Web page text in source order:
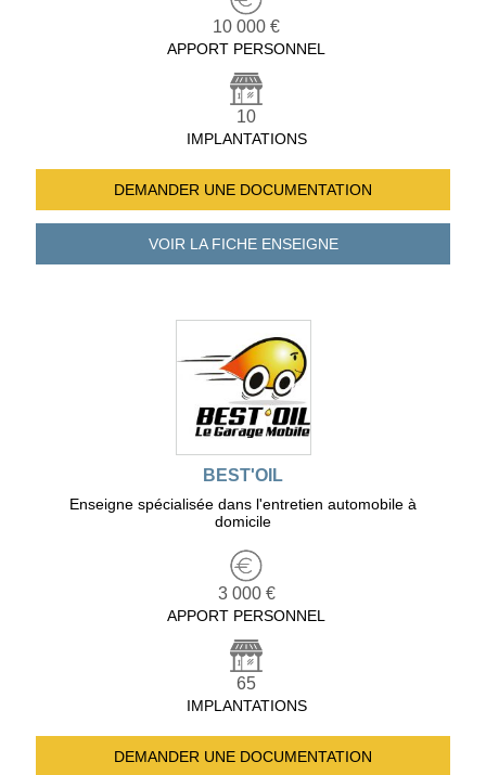
10 000 €
APPORT PERSONNEL
10
IMPLANTATIONS
DEMANDER UNE DOCUMENTATION
VOIR LA FICHEENSEIGNE
BEST'OIL
Enseigne spécialisée dans l'entretien automobile à
domicile
3 000 €
APPORT PERSONNEL
65
IMPLANTATIONS
DEMANDER UNE DOCUMENTATION